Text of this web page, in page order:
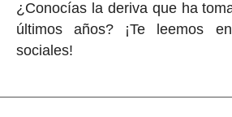
¿Conocías la deriva que ha
últimos años? ¡Te leemos
sociales!